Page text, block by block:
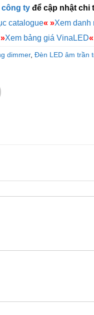
công ty để cập nhật chi
catalogue« »Xem danh
»Xem bảng giá VinaLED«
dimmer, Đèn LED âm trần